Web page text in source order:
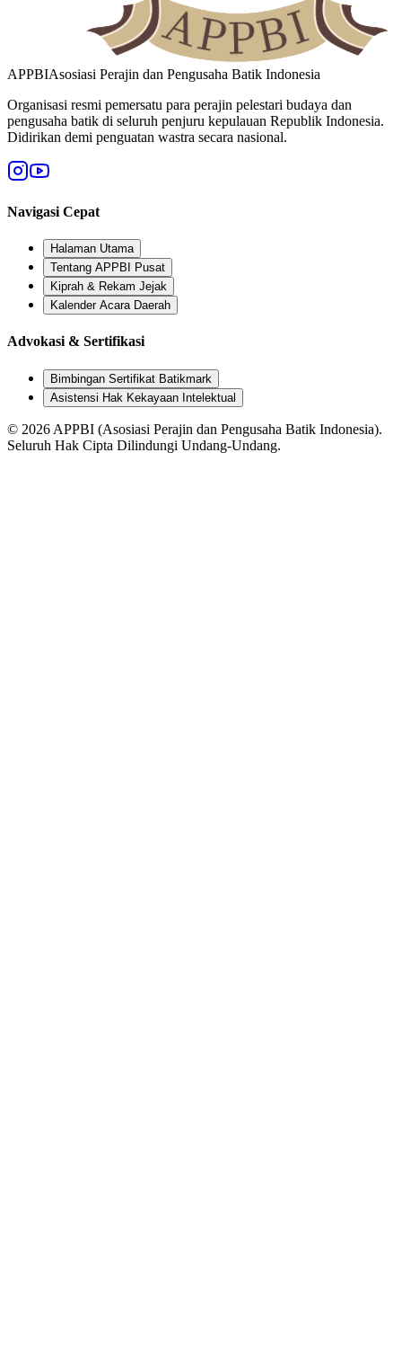
APPBIAsosiasi Perajin dan Pengusaha Batik Indonesia
Organisasi resmi pemersatu para perajin pelestari budaya dan
pengusaha batik di seluruh penjuru kepulauan Republik Indonesia.
Didirikan demi penguatan wastra secara nasional.
Navigasi Cepat
Halaman Utama
Tentang APPBI Pusat
Kiprah & Rekam Jejak
Kalender Acara Daerah
Advokasi & Sertifikasi
Bimbingan Sertifikat Batikmark
Asistensi Hak Kekayaan Intelektual
© 2026 APPBI (Asosiasi Perajin dan Pengusaha Batik Indonesia).
Seluruh Hak Cipta Dilindungi Undang-Undang.